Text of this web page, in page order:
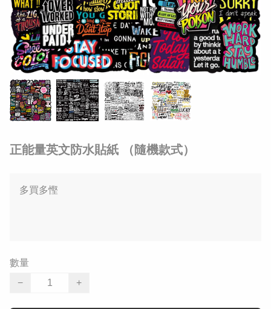
正能量英文防水貼紙 （隨機款式）
多買多慳
數量
−
+